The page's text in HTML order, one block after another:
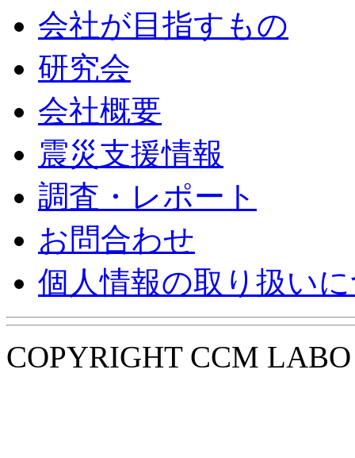
会社が目指すもの
研究会
会社概要
震災支援情報
調査・レポート
お問合わせ
個人情報の取り扱い
COPYRIGHT CCM